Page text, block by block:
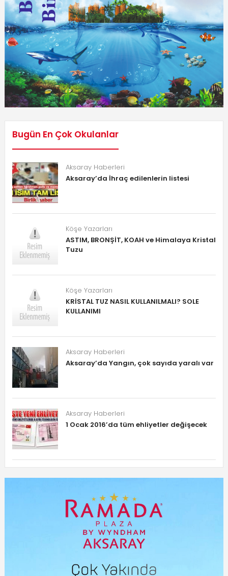
Bugün En Çok Okulanlar
Aksaray Haberleri
Aksaray’da İhraç edilenlerin listesi
Köşe Yazarları
ASTIM, BRONŞİT, KOAH ve Himalaya Kristal
Tuzu
Köşe Yazarları
KRİSTAL TUZ NASIL KULLANILMALI? SOLE
KULLANIMI
Aksaray Haberleri
Aksaray’da Yangın, çok sayıda yaralı var
Aksaray Haberleri
1 Ocak 2016’da tüm ehliyetler değişecek